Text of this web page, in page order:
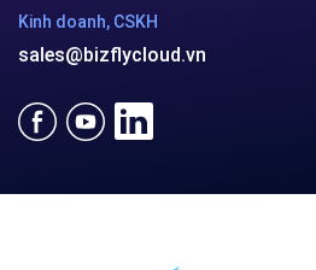
Kinh doanh, CSKH
sales@bizflycloud.vn